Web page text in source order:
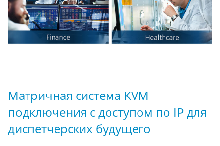
Матричная система KVM-
подключения с доступом по IP для
диспетчерских будущего